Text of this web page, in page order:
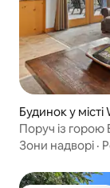
Будинок у
Поруч із горою
Зони надворі ·